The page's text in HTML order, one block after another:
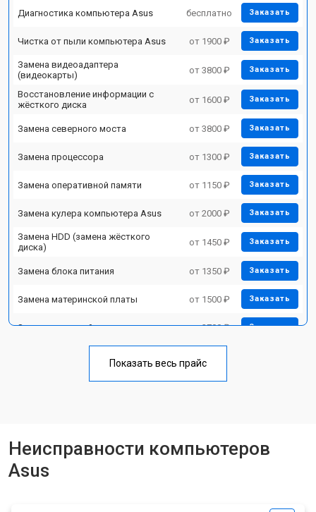
Диагностика компьютера Asus бесплатно Заказать
Чистка от пыли компьютера Asus от 1900 ₽ Заказать
Замена видеоадаптера
(видеокарты)
от 3800 ₽ Заказать
Восстановление информации с
жёсткого диска
от 1600 ₽ Заказать
Замена северного моста от 3800 ₽ Заказать
Замена процессора от 1300 ₽ Заказать
Замена оперативной памяти от 1150 ₽ Заказать
Замена кулера компьютера Asus от 2000 ₽ Заказать
Замена HDD (замена жёсткого
диска)
от 1450 ₽ Заказать
Замена блока питания от 1350 ₽ Заказать
Замена материнской платы от 1500 ₽ Заказать
Замена звуковой платы от 2700 ₽ Заказать
Показать весь прайс
Неисправности компьютеров
Asus